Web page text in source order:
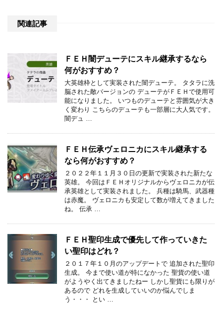
関連記事
ＦＥＨ闇デューテにスキル継承するなら
何がおすすめ？
大英雄枠として実装された闇デューテ。 タタラに洗
脳された敵バージョンの デューテがＦＥＨで使用可
能になりました。 いつものデューテと雰囲気が大き
く変わり こちらのデューテも一部層に大人気です。
闇デュ …
ＦＥＨ伝承ヴェロニカにスキル継承する
なら何がおすすめ？
２０２２年１１月３０日の更新で実装された新たな
英雄。 今回はＦＥＨオリジナルからヴェロニカが伝
承英雄として実装されました。 兵種は騎馬、武器種
は赤魔。 ヴェロニカも安定して数が増えてきました
ね。 伝承 …
ＦＥＨ聖印生成で優先して作っていきた
い聖印はどれ？
２０１７年１０月のアップデートで 追加された聖印
生成。 今まで使い道が特になかった 聖貨の使い道
がようやく出てきましたねー しかし聖貨にも限りが
あるので どれを生成していいのか悩んでしま
う・・・ とい …